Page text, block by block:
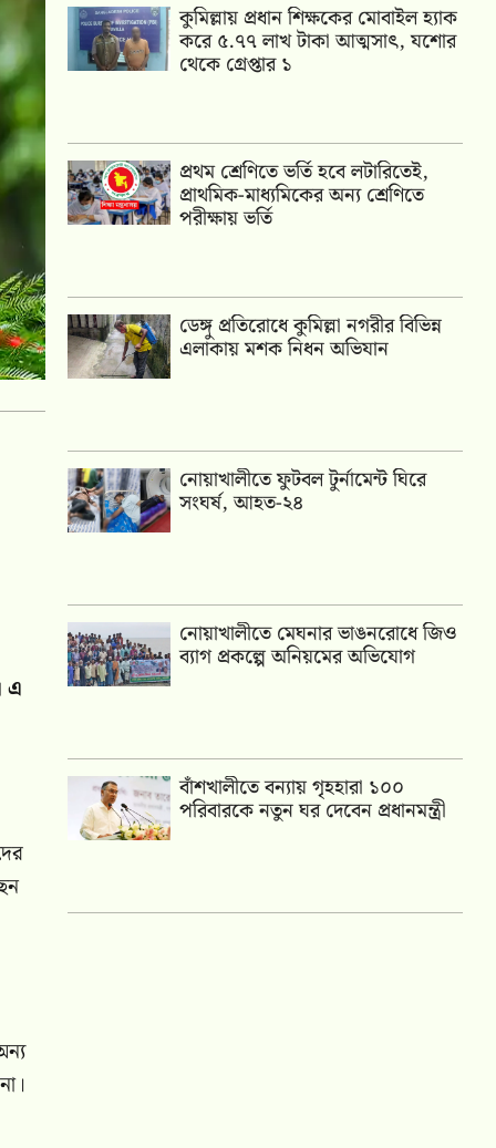
এ
কুমিল্লায় প্রধান শিক্ষকের মোবাইল হ্যাক
করে ৫.৭৭ লাখ টাকা আত্মসাৎ, যশোর
থেকে গ্রেপ্তার ১
প্রথম শ্রেণিতে ভর্তি হবে লটারিতেই,
প্রাথমিক-মাধ্যমিকের অন্য শ্রেণিতে
পরীক্ষায় ভর্তি
ডেঙ্গু প্রতিরোধে কুমিল্লা নগরীর বিভিন্ন
এলাকায় মশক নিধন অভিযান
নোয়াখালীতে ফুটবল টুর্নামেন্ট ঘিরে
সংঘর্ষ, আহত-২৪
নোয়াখালীতে মেঘনার ভাঙনরোধে জিও
ব্যাগ প্রকল্পে অনিয়মের অভিযোগ
বাঁশখালীতে বন্যায় গৃহহারা ১০০
পরিবারকে নতুন ঘর দেবেন প্রধানমন্ত্রী